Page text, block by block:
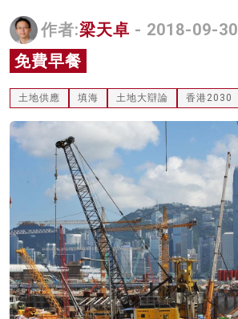
科技
影片
關於我們
作者:梁天卓 - 2018-09-30
免費早餐
土地供應 填海 土地大辯論 香港2030